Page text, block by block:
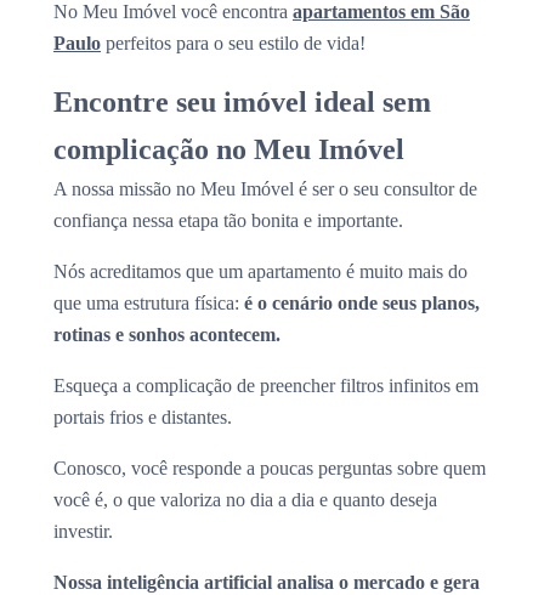
No Meu Imóvel você encontra apartamentos em São
Paulo perfeitos para o seu estilo de vida!
Encontre seu imóvel ideal sem
complicação no Meu Imóvel
A nossa missão no Meu Imóvel é ser o seu consultor de
confiança nessa etapa tão bonita e importante.
Nós acreditamos que um apartamento é muito mais do
que uma estrutura física: é o cenário onde seus planos,
rotinas e sonhos acontecem.
Esqueça a complicação de preencher filtros infinitos em
portais frios e distantes.
Conosco, você responde a poucas perguntas sobre quem
você é, o que valoriza no dia a dia e quanto deseja
investir.
Nossa inteligência artificial analisa o mercado e gera